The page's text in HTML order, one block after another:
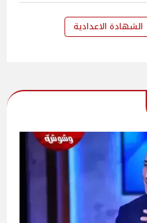
الشهادة الاعدادية